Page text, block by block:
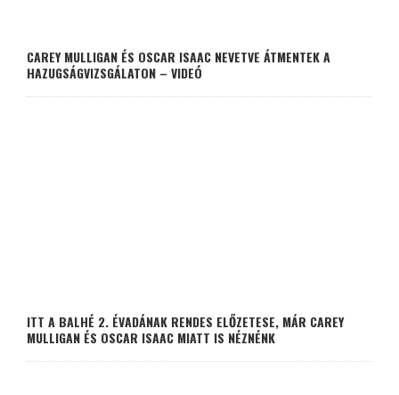
CAREY MULLIGAN ÉS OSCAR ISAAC NEVETVE ÁTMENTEK A
HAZUGSÁGVIZSGÁLATON – VIDEÓ
ITT A BALHÉ 2. ÉVADÁNAK RENDES ELŐZETESE, MÁR CAREY
MULLIGAN ÉS OSCAR ISAAC MIATT IS NÉZNÉNK